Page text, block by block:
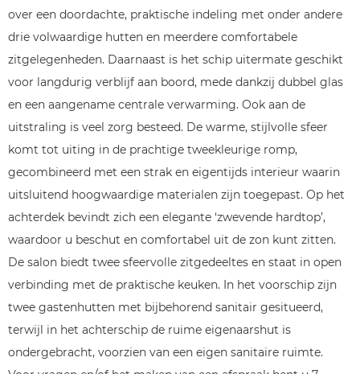
over een doordachte, praktische indeling met onder andere
drie volwaardige hutten en meerdere comfortabele
zitgelegenheden. Daarnaast is het schip uitermate geschikt
voor langdurig verblijf aan boord, mede dankzij dubbel glas
en een aangename centrale verwarming. Ook aan de
uitstraling is veel zorg besteed. De warme, stijlvolle sfeer
komt tot uiting in de prachtige tweekleurige romp,
gecombineerd met een strak en eigentijds interieur waarin
uitsluitend hoogwaardige materialen zijn toegepast. Op het
achterdek bevindt zich een elegante ‘zwevende hardtop’,
waardoor u beschut en comfortabel uit de zon kunt zitten.
De salon biedt twee sfeervolle zitgedeeltes en staat in open
verbinding met de praktische keuken. In het voorschip zijn
twee gastenhutten met bijbehorend sanitair gesitueerd,
terwijl in het achterschip de ruime eigenaarshut is
ondergebracht, voorzien van een eigen sanitaire ruimte.